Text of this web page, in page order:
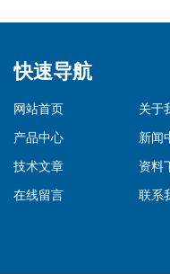
快速导航
网站首页
关于
产品中心
新闻
技术文章
资料
在线留言
联系